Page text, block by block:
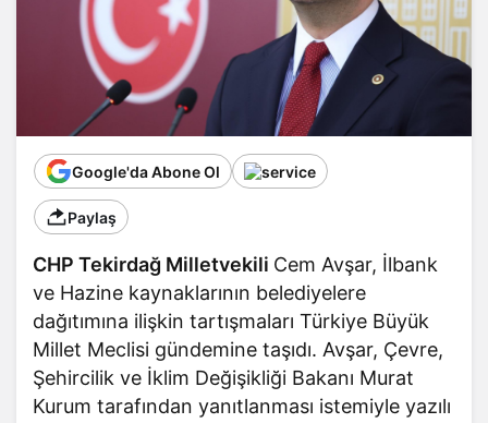
Google'da Abone Ol
Paylaş
CHPTekirdağ Milletvekili Cem Avşar, İlbank
ve Hazine kaynaklarının belediyelere
dağıtımına ilişkin tartışmaları Türkiye Büyük
Millet Meclisi gündemine taşıdı. Avşar, Çevre,
Şehircilik ve İklim Değişikliği Bakanı Murat
Kurum tarafından yanıtlanması istemiyle yazılı